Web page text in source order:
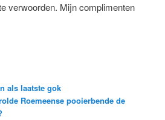
verwoorden. Mijn complimenten
als laatste gok
Roemeense pooierbende de